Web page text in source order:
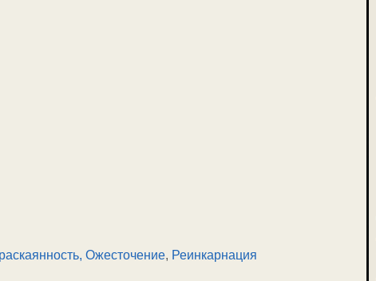
Ожесточение, Реинкарнация